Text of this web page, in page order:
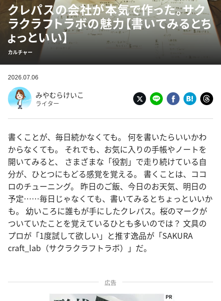
クレパスの会社が本気で作った。サク
ラクラフトラボの魅力【書いてみるとち
ょっといい】
カルチャー
2026.07.06
みやむらけいこ
ライター
書くことが、毎日続かなくても。 何を書いたらいいかわ
からなくても。 それでも、お気に入りの手帳やノートを
開いてみると、 さまざまな「役割」で走り続けている自
分が、ひとつにもどる感覚を覚える。 書くことは、ココ
ロのチューニング。 昨日のご飯、今日のお天気、明日の
予定……毎日じゃなくても、書いてみるとちょっといいか
も。 幼いころに誰もが手にしたクレパス。桜のマークが
ついていたことを覚えているひとも多いのでは？ 文具の
プロが「1度試して欲しい」と推す逸品が「SAKURA
craft_lab（サクラクラフトラボ）」だ。
広告